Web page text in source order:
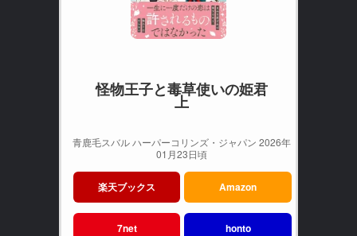
怪物王子と毒草使いの姫君
上
青鹿毛スバル ハーパーコリンズ・ジャパン 2026年
01月23日頃
楽天ブックス Amazon
7net honto